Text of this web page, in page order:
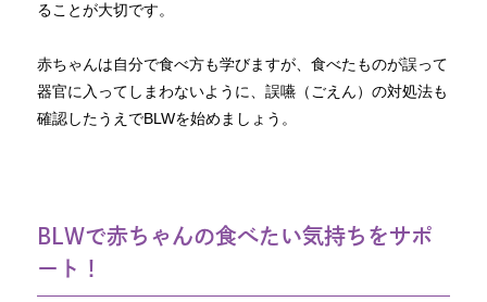
ることが大切です。
赤ちゃんは自分で食べ方も学びますが、食べたものが誤って
器官に入ってしまわないように、誤嚥（ごえん）の対処法も
確認したうえでBLWを始めましょう。
BLWで赤ちゃんの食べたい気持ちをサポ
ート！